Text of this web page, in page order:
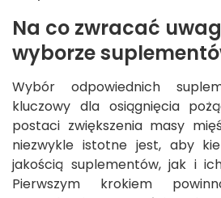
Na co zwracać
wyborze
Wybór odpowiednich
kluczowy dla osiągnięcia
postaci zwiększenia masy
niezwykle istotne jest, aby
jakością suplementów, jak i
Pierwszym krokiem